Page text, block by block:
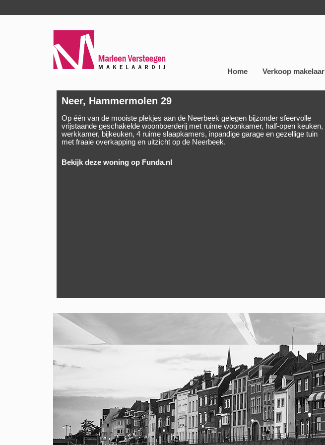
Home Verkoop makelaar
Neer, Hammermolen 29
Op één van de mooiste plekjes aan de Neerbeek gelegen bijzonder sfeervolle
vrijstaande geschakelde woonboerderij met ruime woonkamer, half-open keuken,
werkkamer, bijkeuken, 4 ruime slaapkamers, inpandige garage en gezellige tuin
met fraaie overkapping en uitzicht op de Neerbeek.
Bekijk deze woning op Funda.nl